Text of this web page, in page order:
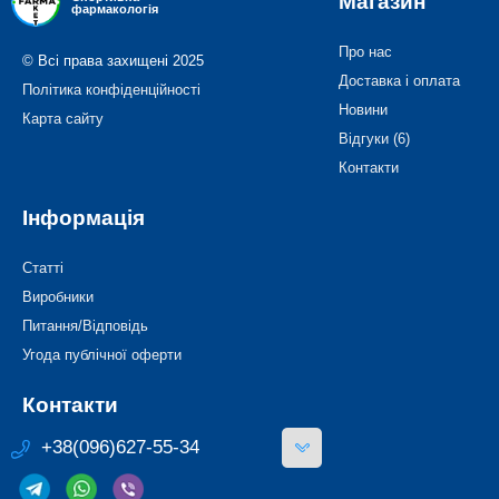
фармакологія
© Всі права захищені 2025
Політика конфіденційності
Карта сайту
Про нас
Доставка і оплата
Новини
Відгуки (6)
Контакти
Інформація
Статті
Виробники
Питання/Відповідь
Угода публічної оферти
Контакти
+38(096)627-55-34